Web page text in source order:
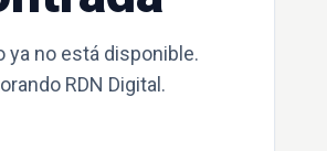
ya no está disponible.
RDN Digital.